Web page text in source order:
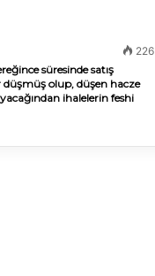
226
süresinde satış
düşmüş olup, düşen hacze
ihalelerin feshi